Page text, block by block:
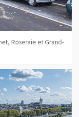
Roseraie et Grand-